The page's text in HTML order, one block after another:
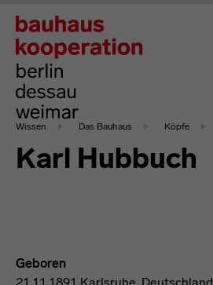
Wissen Das Bauhaus Köpfe
Karl Hubbuch
Geboren